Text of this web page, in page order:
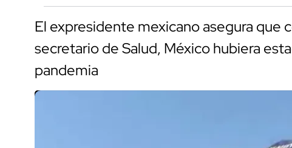
El expresidente mexicano asegura que
secretario de Salud, México hubiera
pandemia